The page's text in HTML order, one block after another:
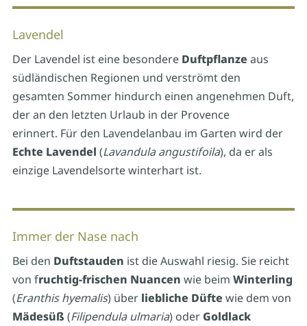
Lavendel
Der Lavendel ist eine besondere Duftpflanze aus
südländischen Regionen und verströmt den
gesamten Sommer hindurch einen angenehmen Duft,
der an den letzten Urlaub in der Provence
erinnert. Für den Lavendelanbau im Garten wird der
Echte Lavendel (Lavandula angustifoila), da er als
einzige Lavendelsorte winterhart ist.
Immer der Nase nach
Bei den Duftstauden ist die Auswahl riesig. Sie reicht
von fruchtig-frischen Nuancen wie beim Winterling
(Eranthis hyemalis) über liebliche Düfte wie dem von
Mädesüß (Filipendula ulmaria) oder Goldlack